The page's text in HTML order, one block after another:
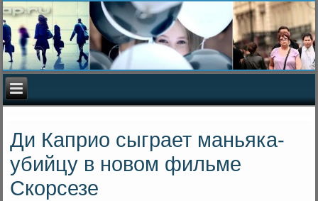
Ди Каприо сыграет маньяка-
убийцу в новом фильме
Скорсезе